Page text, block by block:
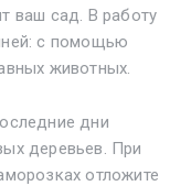
ваш сад. В работу
с помощью
животных.
дни
деревьев. При
отложите